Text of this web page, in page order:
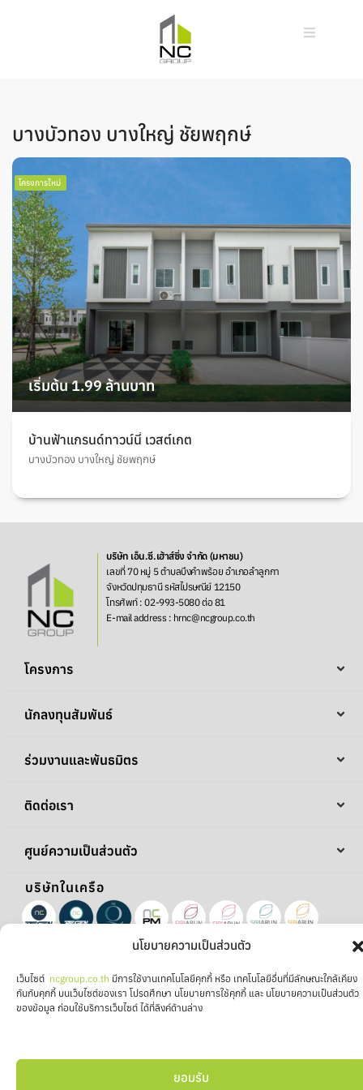
นโยบายความเป็นส่วนตัว
เว็บไซต์ ncgroup.co.th มีการใช้งานเทคโนโลยีคุกกี้ หรือ เทคโนโลยีอื่นที่มีลักษณะใกล้เคียง
กันกับคุกกี้ บนเว็บไซต์ของเรา โปรดศึกษา นโยบายการใช้คุกกี้ และ นโยบายความเป็นส่วนตัว
ของข้อมูล ก่อนใช้บริการเว็บไซต์ ได้ที่ลิงค์ด้านล่าง
ยอมรับ
บางบัวทอง บางใหญ่ ชัยพฤกษ์
โครงการใหม่
เริ่มต้น 1.99 ล้านบาท
บ้านฟ้าแกรนด์ทาวน์นี่ เวสต์เกต
บางบัวทอง บางใหญ่ ชัยพฤกษ์
บริษัท เอ็น.ซี.เฮ้าส์ซิ่ง จำกัด (มหาชน)
เลขที่ 70 หมู่ 5 ตำบลบึงคำพร้อย อำเภอลำลูกกา
จังหวัดปทุมธานี รหัสไปรษณีย์ 12150
โทรศัพท์ : 02-993-5080 ต่อ 81
E-mail address : hrnc@ncgroup.co.th
โครงการ
นักลงทุนสัมพันธ์
ร่วมงานและพันธมิตร
ติดต่อเรา
ศูนย์ความเป็นส่วนตัว
บริษัทในเครือ